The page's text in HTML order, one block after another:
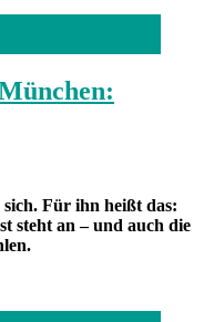
Für ihn heißt das:
steht an – und auch die